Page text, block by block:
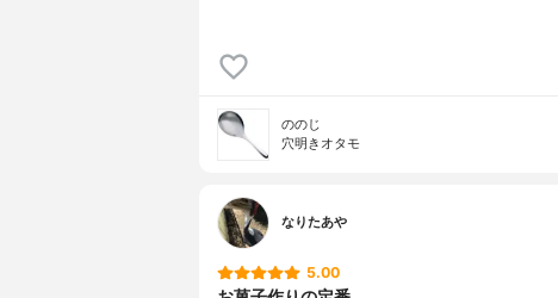
ののじ
穴明きオタモ
なりたあや
5.00